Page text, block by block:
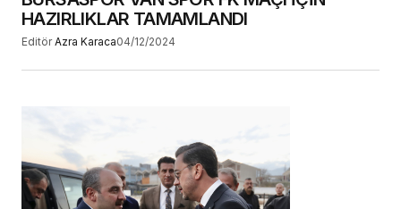
HAZIRLIKLAR TAMAMLANDI
Editör Azra Karaca04/12/2024